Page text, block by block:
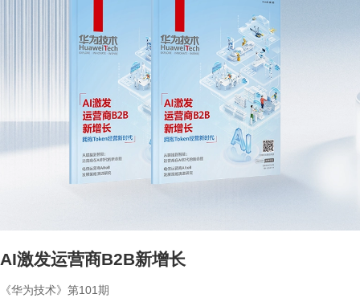
AI激发运营商B2B新增长
《华为技术》第101期